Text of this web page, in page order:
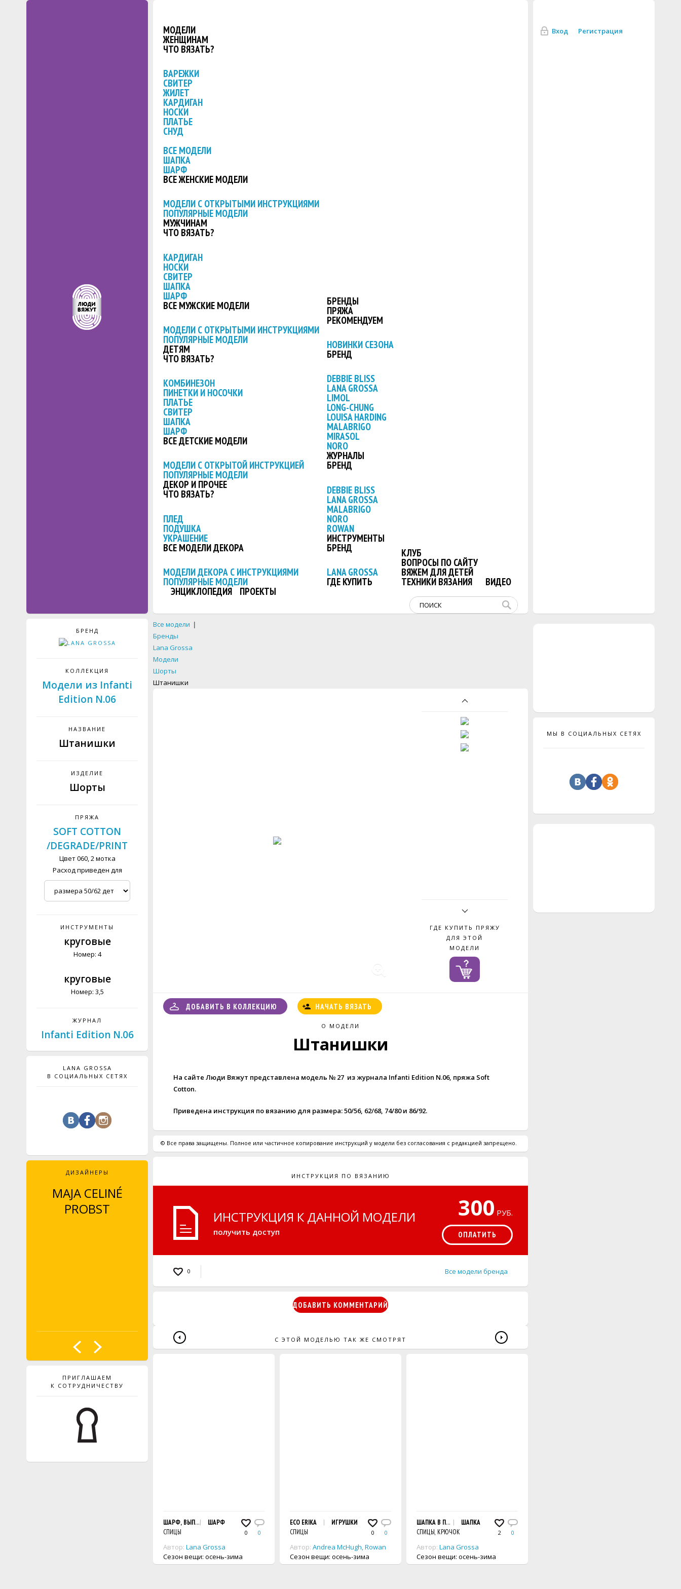
МОДЕЛИ
ЖЕНЩИНАМ
ЧТО ВЯЗАТЬ?
ВАРЕЖКИ
СВИТЕР
ЖИЛЕТ
КАРДИГАН
НОСКИ
ПЛАТЬЕ
СНУД
ВСЕ МОДЕЛИ
ШАПКА
ШАРФ
ВСЕ ЖЕНСКИЕ МОДЕЛИ
МОДЕЛИ С ОТКРЫТЫМИ ИНСТРУКЦИЯМИ
ПОПУЛЯРНЫЕ МОДЕЛИ
МУЖЧИНАМ
ЧТО ВЯЗАТЬ?
КАРДИГАН
НОСКИ
СВИТЕР
ШАПКА
ШАРФ
ВСЕ МУЖСКИЕ МОДЕЛИ
МОДЕЛИ С ОТКРЫТЫМИ ИНСТРУКЦИЯМИ
ПОПУЛЯРНЫЕ МОДЕЛИ
ДЕТЯМ
ЧТО ВЯЗАТЬ?
КОМБИНЕЗОН
ПИНЕТКИ И НОСОЧКИ
ПЛАТЬЕ
СВИТЕР
ШАПКА
ШАРФ
ВСЕ ДЕТСКИЕ МОДЕЛИ
МОДЕЛИ С ОТКРЫТОЙ ИНСТРУКЦИЕЙ
ПОПУЛЯРНЫЕ МОДЕЛИ
ДЕКОР И ПРОЧЕЕ
ЧТО ВЯЗАТЬ?
ПЛЕД
ПОДУШКА
УКРАШЕНИЕ
ВСЕ МОДЕЛИ ДЕКОРА
МОДЕЛИ ДЕКОРА С ИНСТРУКЦИЯМИ
ПОПУЛЯРНЫЕ МОДЕЛИ
БРЕНДЫ
ПРЯЖА
РЕКОМЕНДУЕМ
НОВИНКИ СЕЗОНА
БРЕНД
DEBBIE BLISS
LANA GROSSA
LIMOL
LONG-CHUNG
LOUISA HARDING
MALABRIGO
MIRASOL
NORO
ЖУРНАЛЫ
БРЕНД
DEBBIE BLISS
LANA GROSSA
MALABRIGO
NORO
ROWAN
ИНСТРУМЕНТЫ
БРЕНД
LANA GROSSA
ГДЕ КУПИТЬ
КЛУБ
ВОПРОСЫ ПО САЙТУ
ВЯЖЕМ ДЛЯ ДЕТЕЙ
ТЕХНИКИ ВЯЗАНИЯ ВИДЕО
ЭНЦИКЛОПЕДИЯ ПРОЕКТЫ
Вход Регистрация
БРЕНД
КОЛЛЕКЦИЯ
Модели из Infanti
Edition N.06
НАЗВАНИЕ
Штанишки
ИЗДЕЛИЕ
Шорты
ПРЯЖА
SOFT COTTON
/DEGRADE/PRINT
Цвет 060, 2 мотка
Расход приведен для
ИНСТРУМЕНТЫ
круговые
Номер: 4
круговые
Номер: 3,5
ЖУРНАЛ
Infanti Edition N.06
LANA GROSSA
В СОЦИАЛЬНЫХ СЕТЯХ
ДИЗАЙНЕРЫ
MAJA CELINÉ
PROBST
ПРИГЛАШАЕМ
К СОТРУДНИЧЕСТВУ
Все модели |
Бренды
Lana Grossa
Модели
Шорты
Штанишки
ГДЕ КУПИТЬ ПРЯЖУ
ДЛЯ ЭТОЙ
МОДЕЛИ
ДОБАВИТЬ В КОЛЛЕКЦИЮ НАЧАТЬ ВЯЗАТЬ
О МОДЕЛИ
Штанишки
На сайте Люди Вяжут представлена модель № 27 из журнала Infanti Edition N.06, пряжа Soft
Cotton.
Приведена инструкция по вязанию для размера:50/56, 62/68, 74/80 и 86/92.
© Все права защищены. Полное или частичное копирование инструкций у модели без согласования с редакцией запрещено.
ИНСТРУКЦИЯ ПО ВЯЗАНИЮ
ИНСТРУКЦИЯ К ДАННОЙ МОДЕЛИ
получить доступ
300 РУБ.
ОПЛАТИТЬ
0 Все модели бренда
ДОБАВИТЬ КОММЕНТАРИЙ
С ЭТОЙ МОДЕЛЬЮ ТАК ЖЕ СМОТРЯТ
0 0
ШАРФ, ВЫПОЛНЕННЫЙ ПАТЕНТНЫМ УЗОРОМ
ШАРФ
СПИЦЫ
Автор: Lana Grossa
Сезон вещи: осень-зима
0 0
ECO ERIKA
ИГРУШКИ
СПИЦЫ
Автор: Andrea McHugh,Rowan
Сезон вещи: осень-зима
2 0
ШАПКА В ПОЛОСКУШАПКА
СПИЦЫ, КРЮЧОК
Автор: Lana Grossa
Сезон вещи: осень-зима
МЫ В СОЦИАЛЬНЫХ СЕТЯХ